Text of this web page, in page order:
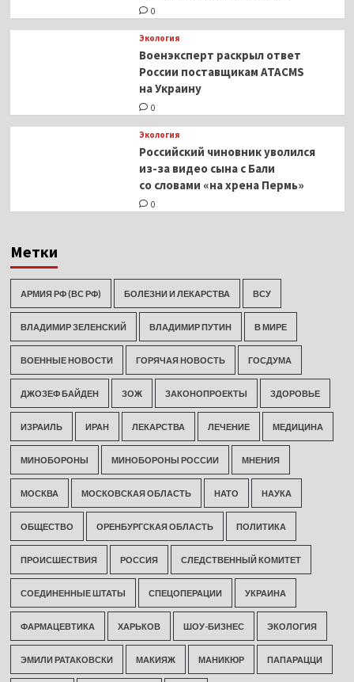
0
Экология
Военэксперт раскрыл ответ
России поставщикам ATACMS
на Украину
0
Экология
Российский чиновник уволился
из-за видео сына с Бали
со словами «на хрена Пермь»
0
Метки
АРМИЯ РФ (ВС РФ) БОЛЕЗНИ И ЛЕКАРСТВА ВСУ
ВЛАДИМИР ЗЕЛЕНСКИЙ ВЛАДИМИР ПУТИН В МИРЕ
ВОЕННЫЕ НОВОСТИ ГОРЯЧАЯ НОВОСТЬ ГОСДУМА
ДЖОЗЕФ БАЙДЕН ЗОЖ ЗАКОНОПРОЕКТЫ ЗДОРОВЬЕ
ИЗРАИЛЬ ИРАН ЛЕКАРСТВА ЛЕЧЕНИЕ МЕДИЦИНА
МИНОБОРОНЫ МИНОБОРОНЫ РОССИИ МНЕНИЯ
МОСКВА МОСКОВСКАЯ ОБЛАСТЬ НАТО НАУКА
ОБЩЕСТВО ОРЕНБУРГСКАЯ ОБЛАСТЬ ПОЛИТИКА
ПРОИСШЕСТВИЯ РОССИЯ СЛЕДСТВЕННЫЙ КОМИТЕТ
СОЕДИНЕННЫЕ ШТАТЫ СПЕЦОПЕРАЦИИ УКРАИНА
ФАРМАЦЕВТИКА ХАРЬКОВ ШОУ-БИЗНЕС ЭКОЛОГИЯ
ЭМИЛИ РАТАКОВСКИ МАКИЯЖ МАНИКЮР ПАПАРАЦЦИ